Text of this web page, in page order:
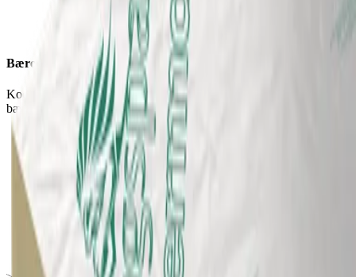
Bæredygtighed
Kooltherm er en del af vores Planet Passionate
bæredygtighedsinitiativ.